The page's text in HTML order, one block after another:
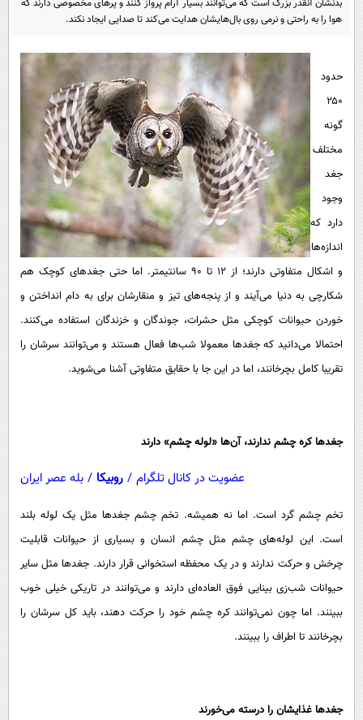
سرگرمی
گوناگون
حوادث
محیط زیست
سلامت
فرهنگی
بین الملل
اجتماعی
حیات وحش
پیامک
آشپزی
دانلود
بدنشان آنقدر بزرگ است که می‌توانند بسیار آرام پرواز کنند و پر‌های مخصوصی دارند که
هوا را به راحتی و نرمی روی بال‌هایشان هدایت می‌کند تا صدایی ایجاد نکند.
حدود
۲۵۰
گونه
مختلف
جغد
وجود
دارد که
اندازه‌ها
و اشکال متفاوتی دارند؛ از ۱۲ تا ۹۰ سانتیمتر. اما حتی جغد‌های کوچک هم
شکارچی به دنیا می‌آیند و از پنجه‌های تیز و منقارشان برای به دام انداختن و
خوردن حیوانات کوچکی مثل حشرات، جوندگان و خزندگان استفاده می‌کنند.
احتمالا می‌دانید که جغد‌ها معمولا شب‌ها فعال هستند و می‌توانند سرشان را
تقریبا کامل بچرخانند، اما در این جا با حقایق متفاوتی آشنا می‌شوید.
جغد‌ها کره چشم ندارند، آن‌ها «لوله چشم» دارند
عضویت در کانال تلگرام / روبیکا / بله عصر ایران
تخم چشم گرد است. اما نه همیشه. تخم چشم جغد‌ها مثل یک لوله بلند
است. این لوله‌های چشم مثل چشم انسان و بسیاری از حیوانات قابلیت
چرخش و حرکت ندارند و در یک محفظه استخوانی قرار دارند. جغد‌ها مثل سایر
حیوانات شب‌زی بینایی فوق العاده‌ای دارند و می‌توانند در تاریکی خیلی خوب
ببینند. اما چون نمی‌توانند کره چشم خود را حرکت دهند، باید کل سرشان را
بچرخانند تا اطراف را ببینند.
جغدها غذایشان را درسته می‌خورند